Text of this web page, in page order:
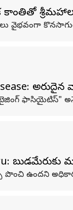
వైభవంగా
ఫాసియైటిస్‌"
బుడమేరుకు
ఉందని